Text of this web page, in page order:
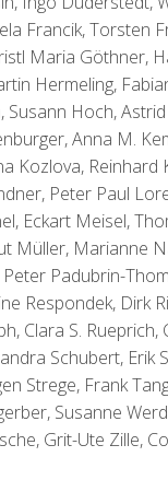
Francik, Torsten
Maria Göthner,
Hermeling,
Hoch,
Anna M.
Kozlova,
Peter Paul
Eckart Meisel,
Müller, Marianne
Padubrin-
Respondek, Dirk
Clara S.
Schubert, Erik
Strege, Frank
Susanne
Grit-Ute Zille,